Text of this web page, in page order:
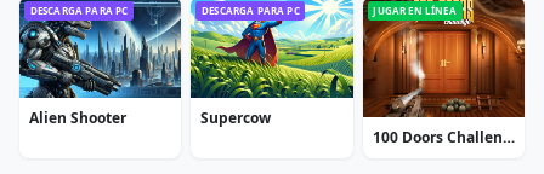
DESCARGA PARA PC
Alien Shooter
DESCARGA PARA PC
Supercow
JUGAR EN LÍNEA
100 Doors Challenge